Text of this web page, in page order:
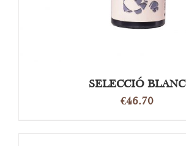
SELECCIÓ BLANC
€46.70